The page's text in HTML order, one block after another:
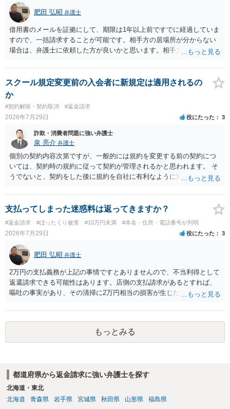
肥田 弘昭 弁護士
借用書のメールを証拠にして、期限は1年以上前ですでに経過していま
すので、一括請求することが可能です。相手方の居場所が分からない
場合は、弁護士に依頼した方が良いかと思います。相手方の居場所が
さい。
スクール規定変更前の入会者に新規定は適用されるの
か
#契約解除・契約取消 #返金請求
2026年7月29日 役にたった 3
詐欺・消費者問題に強い弁護士
泉 亮介 弁護士
個別の契約内容次第ですが、一般的には規約を変更する前の契約につ
いては、契約時の規約に従って契約が管理されるかと思われます。 そ
うでないと、契約をした後に規約を自社に有利なように変更し、それ
る場合があるかと思われます。
支払ってしまった迷惑料は返ってきますか？
#返金請求 #ぼったくり被害 #10万円未満 #本名・住所・電話番号が判明
2026年7月29日 役にたった 3
肥田 弘昭 弁護士
2万円の支払義務が上記の事情ですとありませんので、不当利得として
返還請求できる可能性はあります。店側の支払請求があるとすれば、
嘔吐の事実があり、その清掃に2万円相当の損害が生じた場合です。ご
もっとみる
都道府県から返金請求に強い弁護士を探す
北海道・東北
北海道
青森県 岩手県 宮城県 秋田県 山形県 福島県